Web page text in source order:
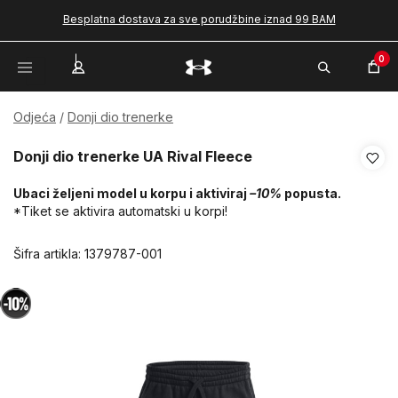
Besplatna dostava za sve porudžbine iznad 99 BAM
0
Odjeća Donji dio trenerke
Donji dio trenerke UA Rival Fleece
Ubaci željeni model u korpu i aktiviraj –10% popusta.
*Tiket se aktivira automatski u korpi!
Šifra artikla: 1379787-001